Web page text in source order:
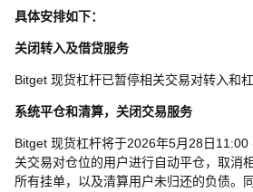
具体安排如下：
关闭转入及借贷服务
Bitget 现货杠杆已暂停相关交易对转入和杠
系统平仓和清算，关闭交易服务
Bitget 现货杠杆将于2026年5月28日11:00
关交易对仓位的用户进行自动平仓，取消
所有挂单，以及清算用户未归还的负债。